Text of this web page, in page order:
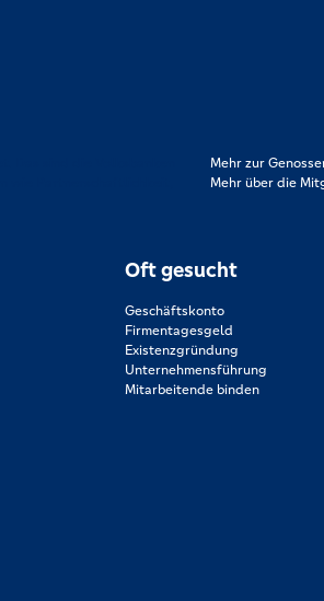
Mehr zur
Mehr über die
Oft gesucht
Geschäftskonto
Firmentagesgeld
Existenzgründung
Unternehmensführung
Mitarbeitende binden